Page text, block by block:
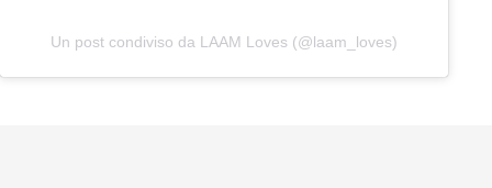
Un post condiviso da LAAM Loves (@laam_loves)